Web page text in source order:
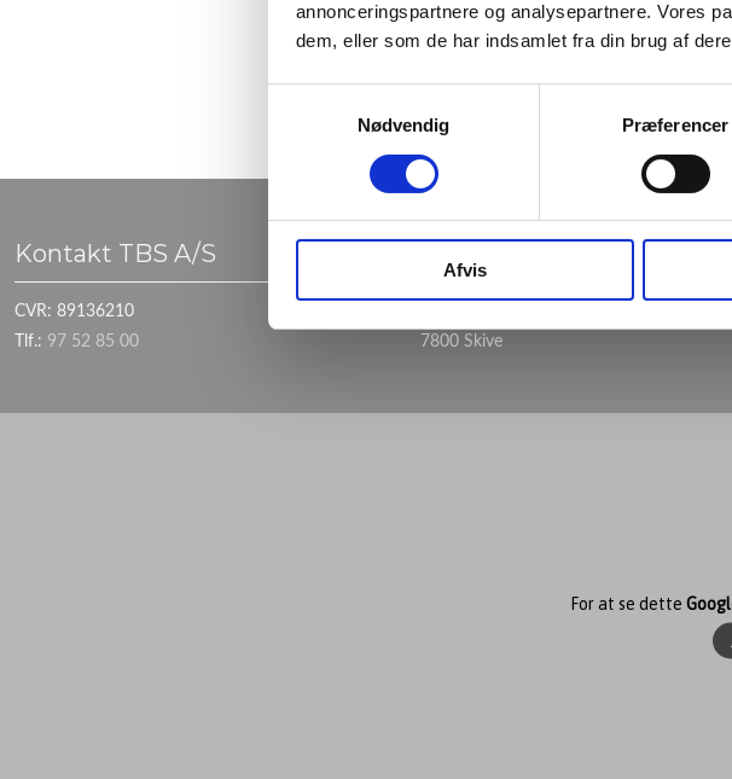
annonceringspartnere og analysepartnere. Vores
dem, eller som de har indsamlet fra din brug af
Nødvendig
Præferencer
Afvis
Kontakt TBS A/S
CVR: 89136210
​​Tlf.: 97 52 85 00​
7800 Skive
For at se dette